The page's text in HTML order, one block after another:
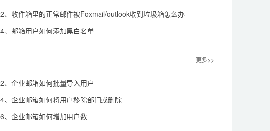
2、收件箱里的正常邮件被Foxmail/outlook收到垃圾箱怎么办
4、邮箱用户如何添加黑白名单
更多>>
2、企业邮箱如何批量导入用户
4、企业邮箱如何将用户移除部门或删除
6、企业邮箱如何增加用户数